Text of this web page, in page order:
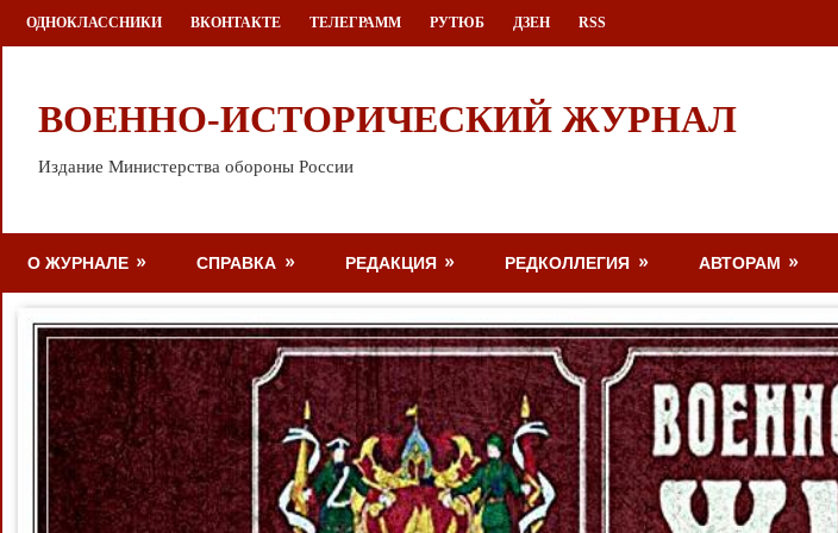
Перейти
к
ОДНОКЛАССНИКИ ВКОНТАКТЕ ТЕЛЕГРАММ РУТЮБ ДЗЕН RSS
ВОЕННО-ИСТОРИЧЕСКИЙ ЖУРНАЛ
Издание Министерства обороны России
О ЖУРНАЛЕ СПРАВКА РЕДАКЦИЯ РЕДКОЛЛЕГИЯ АВТОРАМ